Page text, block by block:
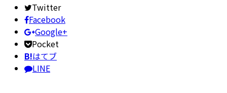
Twitter
Facebook
Google+
Pocket
B!はてブ
LINE